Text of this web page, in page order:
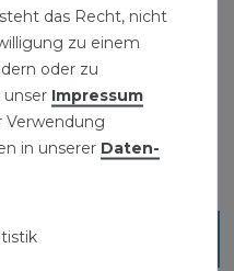
das Recht, nicht
zu einem
oder zu
unser Impressum
Verwendung
in unserer Daten­